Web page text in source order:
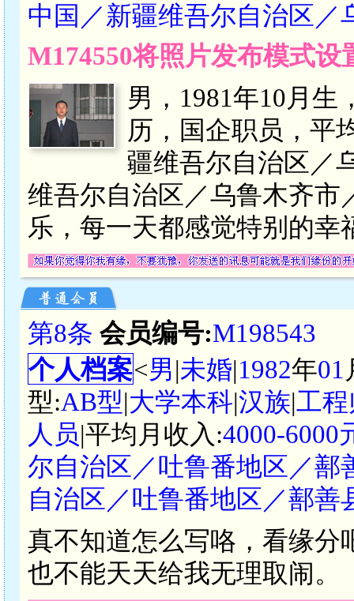
中国／新疆维吾尔自治区／
M174550将照片发布模式
男，1981年10月生
历，国企职员，平
疆维吾尔自治区／
维吾尔自治区／乌鲁木齐市
乐，每一天都感觉特别的幸
第8条 会员编号:M198543
个人档案<男|未婚|1982年01
型:AB型|大学本科|汉族|工
人员|平均月收入:4000-6000
尔自治区／吐鲁番地区／鄯
自治区／吐鲁番地区／鄯善
真不知道怎么写咯，看缘分
也不能天天给我无理取闹。